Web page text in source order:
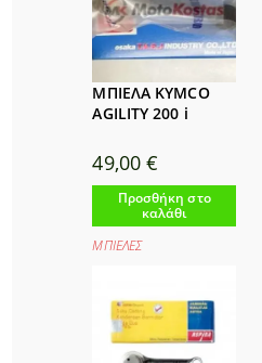
ΜΠΙΕΛΑ KYMCO
AGILITY 200 i
49,00€
Προσθήκη στο
καλάθι
ΜΠΙΕΛΕΣ